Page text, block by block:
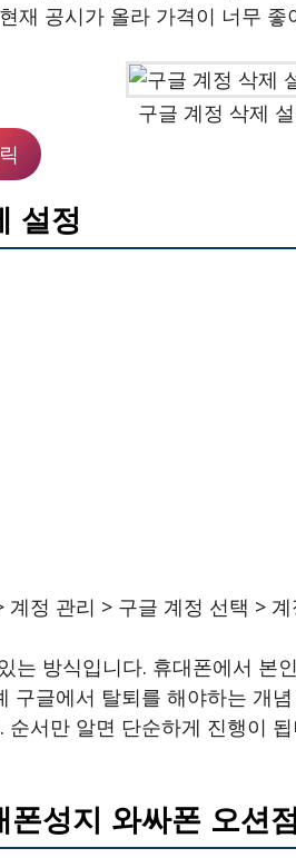
재 공시가 올라 가격이 너무
구글 계정 삭제
설정
계정 관리 > 구글 계정 선택 >
는 방식입니다. 휴대폰에서 본
구글에서 탈퇴를 해야하는 개
순서만 알면 단순하게 진행이
폰성지 와싸폰 오션